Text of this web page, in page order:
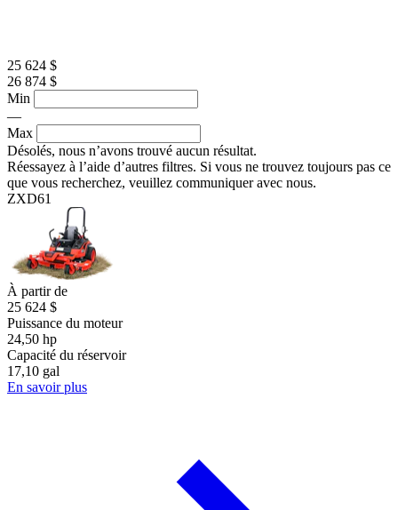
25 624 $
26 874 $
Min
—
Max
Désolés, nous n’avons trouvé aucun résultat.
Réessayez à l’aide d’autres filtres. Si vous ne trouvez toujours pas ce
que vous recherchez, veuillez communiquer avec nous.
ZXD61
À partir de
25 624 $
Puissance du moteur
24,50 hp
Capacité du réservoir
17,10 gal
En savoir plus